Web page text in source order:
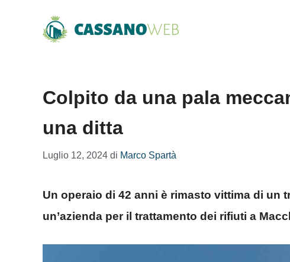
Colpito da una pala
una ditta
Luglio 12, 2024 di Marco Spartà
Un operaio di 42 anni è rimasto vittima di un
un’azienda per il trattamento dei rifiuti a